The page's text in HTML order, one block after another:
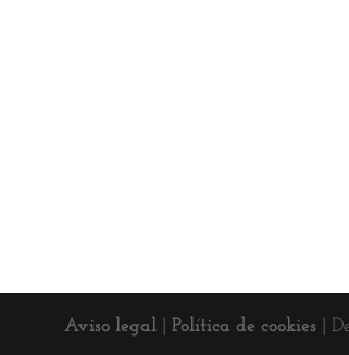
Aviso legal| Política de cookies|